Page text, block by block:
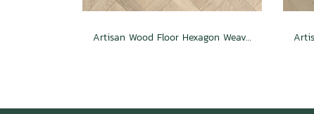
Artisan Wood Floor Hexagon Weave Passion